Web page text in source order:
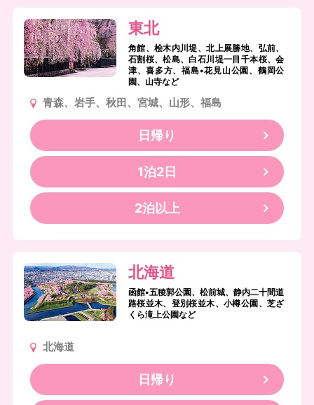
東北
角館、桧木内川堤、北上展勝地、弘前、
石割桜、松島、白石川堤一目千本桜、会
津、喜多方、福島•花見山公園、鶴岡公
園、山寺など
青森、岩手、秋田、宮城、山形、福島
日帰り
1泊2日
2泊以上
北海道
函館•五稜郭公園、松前城、静内二十間道
路桜並木、登別桜並木、小樽公園、芝ざ
くら滝上公園など
北海道
日帰り